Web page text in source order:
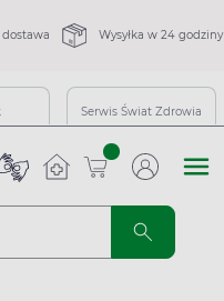
Wysyłka w 24 godziny
Serwis Świat Zdrowia
sztuk